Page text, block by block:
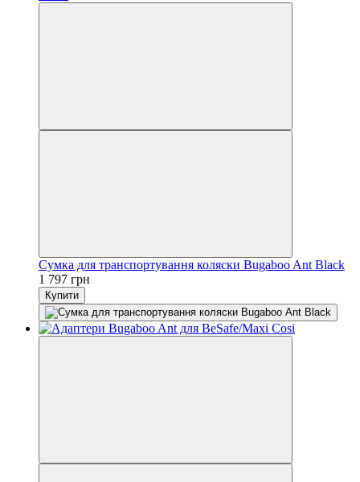
Сумка для транспортування коляски Bugaboo Ant Black
1 797 грн
Купити